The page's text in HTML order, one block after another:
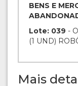
BENS E
Lote: 039 -
(1 UND)
Mais